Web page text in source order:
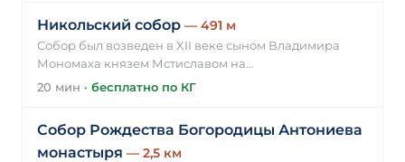
Никольский собор — 491 м
Собор был возведен в XII веке сыном Владимира
Мономаха князем Мстиславом на…
20 мин · бесплатно по КГ
Собор Рождества Богородицы Антониева
монастыря — 2,5 км